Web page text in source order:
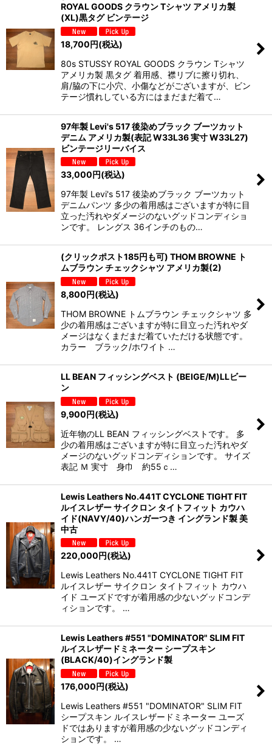
ROYAL GOODS クラウン Tシャツ アメリカ製
(XL)黒タグ ビンテージ
18,700円(税込)
80s STUSSY ROYAL GOODS クラウン Tシャツ
アメリカ製 黒タグ 着用感、襟リブに擦り切れ、
肩/脇の下に小穴、小傷などがございますが、ビン
テージ慣れしている方にはまだまだ着て…
97年製 Levi's 517 後染めブラック ブーツカット
デニム アメリカ製(表記 W33L36 実寸 W33L27)
ビンテージリーバイス
33,000 円(税込)
97年製 Levi's 517 後染めブラック ブーツカット
デニムパンツ 多少の着用感はございますが特に目
立った汚れやダメージのないグッドコンディショ
ンです。 レングス 36インチのもの…
(クリックポスト185円も可) THOM BROWNE ト
ムブラウン チェックシャツ アメリカ製(2)
8,800円(税込)
THOM BROWNE トムブラウン チェックシャツ 多
少の着用感はございますが特に目立った汚れやダ
メージはなくまだまだ着ていただける状態です。
カラー ブラック/ホワイト …
LL BEAN フィッシングベスト (BEIGE/M)LLビー
ン
9,900円(税込)
近年物のLL BEAN フィッシングベストです。 多
少の着用感はございますが特に目立った汚れやダ
メージのないグッドコンディションです。 サイズ
表記 Ｍ 実寸 身巾 約55ｃ…
Lewis Leathers No.441T CYCLONE TIGHT FIT
ルイスレザー サイクロン タイトフィット カウハ
イド(NAVY/40)ハンガーつき イングランド製 美
中古
220,000 円(税込)
Lewis Leathers No.441T CYCLONE TIGHT FIT
ルイスレザー サイクロン タイトフィット カウハ
イド ユーズドですが着用感の少ないグッドコンデ
ィションです。 …
Lewis Leathers #551 "DOMINATOR" SLIM FIT
ルイスレザードミネーター シープスキン
(BLACK/40)イングランド製
176,000円(税込)
Lewis Leathers #551 "DOMINATOR" SLIM FIT
シープスキン ルイスレザードミネーター ユーズ
ドではありますが着用感の少ないグッドコンディ
ションです。 …